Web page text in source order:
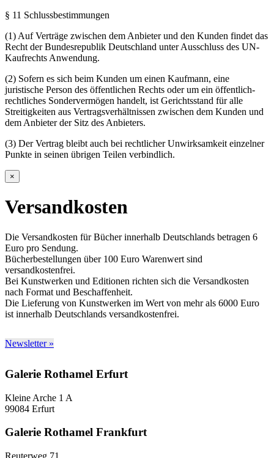
§ 11 Schlussbestimmungen
(1) Auf Verträge zwischen dem Anbieter und den Kunden findet das
Recht der Bundesrepublik Deutschland unter Ausschluss des UN-
Kaufrechts Anwendung.
(2) Sofern es sich beim Kunden um einen Kaufmann, eine
juristische Person des öffentlichen Rechts oder um ein öffentlich-
rechtliches Sondervermögen handelt, ist Gerichtsstand für alle
Streitigkeiten aus Vertragsverhältnissen zwischen dem Kunden und
dem Anbieter der Sitz des Anbieters.
(3) Der Vertrag bleibt auch bei rechtlicher Unwirksamkeit einzelner
Punkte in seinen übrigen Teilen verbindlich.
×
Versandkosten
Die Versandkosten für Bücher innerhalb Deutschlands betragen 6
Euro pro Sendung.
Bücherbestellungen über 100 Euro Warenwert sind
versandkostenfrei.
Bei Kunstwerken und Editionen richten sich die Versandkosten
nach Format und Beschaffenheit.
Die Lieferung von Kunstwerken im Wert von mehr als 6000 Euro
ist innerhalb Deutschlands versandkostenfrei.
Newsletter »
Galerie Rothamel Erfurt
Kleine Arche 1 A
99084 Erfurt
Galerie Rothamel Frankfurt
Reuterweg 71